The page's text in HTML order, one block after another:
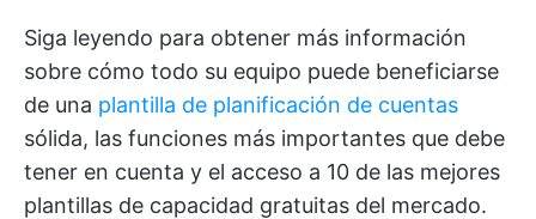
Siga leyendo para obtener más información
sobre cómo todo su equipo puede beneficiarse
de una plantilla de planificación de cuentas
sólida, las funciones más importantes que debe
tener en cuenta y el acceso a 10 de las mejores
plantillas de capacidad gratuitas del mercado.